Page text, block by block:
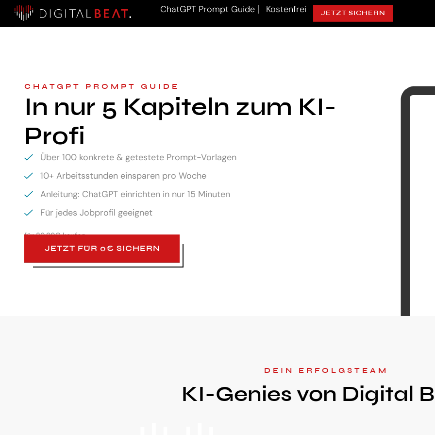
ChatGPT Prompt Guide Kostenfrei JETZT SICHERN
CHATGPT PROMPT GUIDE
In nur 5 Kapiteln zum KI-
Profi
Über 100 konkrete & getestete Prompt-Vorlagen
10+ Arbeitsstunden einsparen pro Woche
Anleitung: ChatGPT einrichten in nur 15 Minuten
Für jedes Jobprofil geeignet
für29,99€ kaufen
JETZT FÜR 0€ SICHERN
DEIN ERFOLGSTEAM
KI-Genies von Digital